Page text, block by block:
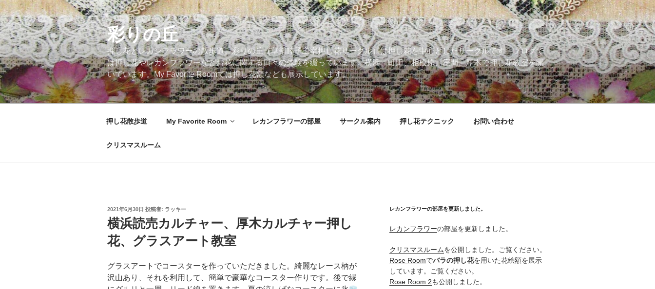
コ
ン
テ
ン
ツ
へ
ス
キ
ッ
彩りの丘
押し花とレカンフラワーの散歩道。彩りの丘（草部睦子主宰押し花サークル）は押し花を中心としたサークルです。ブログで
は押し花やレカンフラワーなどお花に関する日々の体験を綴っています。横浜、町田、相模原、座間、厚木で押し花教室を開
いています。My Favorite Roomでは押し花額なども展示しています。
押し花散歩道 My Favorite Room レカンフラワーの部屋 サークル案内 押し花テクニック お問い合わせ
クリスマスルーム
投
稿
日:
2021年6月30日 投稿者: ラッキー
横浜読売カルチャー、厚木カルチャー押し
花、グラスアート教室
グラスアートでコースターを作っていただきました。綺麗なレース柄が
沢山あり、それを利用して、簡単で豪華なコースター作りです。後で縁
レカンフラワーの部屋を更新しました。
レカンフラワーの部屋を更新しました。
クリスマスルームを公開しました。ご覧ください。
Rose Roomでバラの押し花を用いた花絵額を展示
しています。ご覧ください。
Rose Room 2も公開しました。